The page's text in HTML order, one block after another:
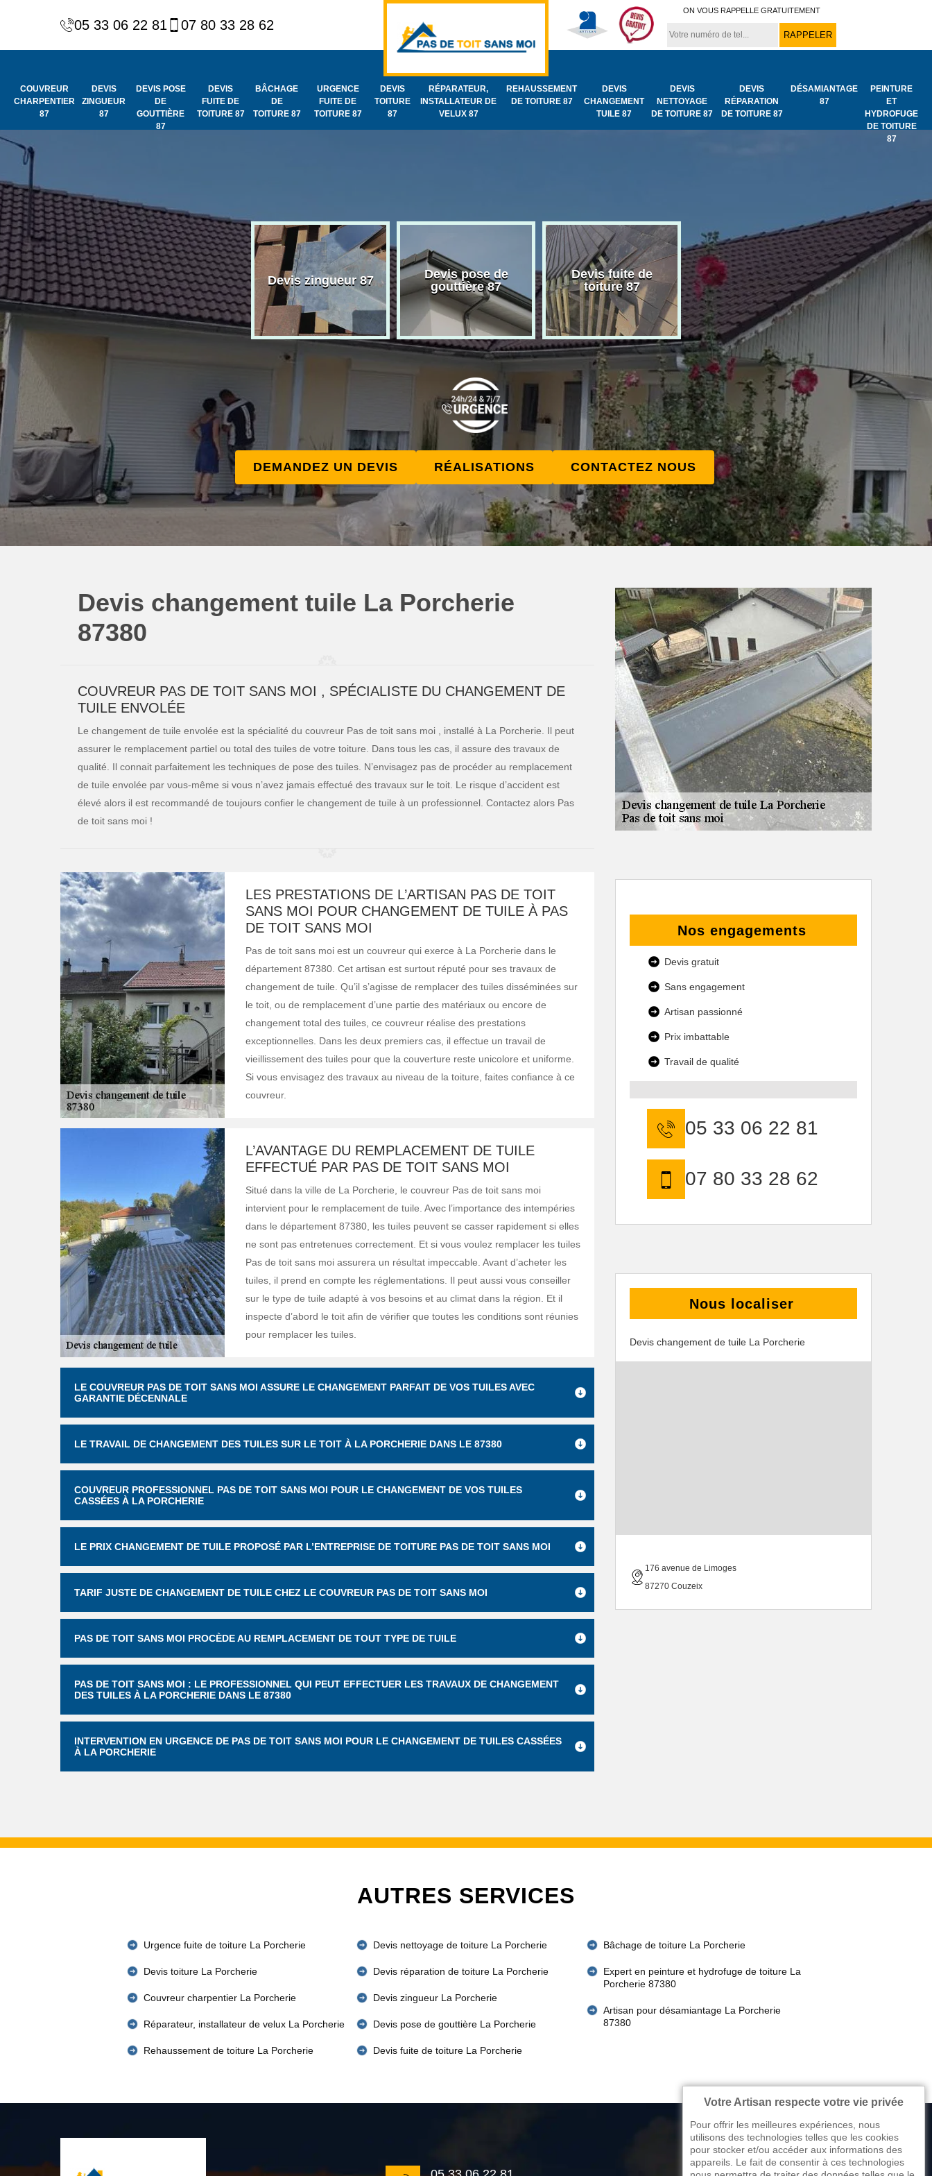
05 33 06 22 81 07 80 33 28 62
ON VOUS RAPPELLE GRATUITEMENT
COUVREUR
CHARPENTIER
87
DEVIS
ZINGUEUR
87
DEVIS POSE
DE
GOUTTIÈRE
87
DEVIS
FUITE DE
TOITURE 87
BÂCHAGE
DE
TOITURE 87
URGENCE
FUITE DE
TOITURE 87
DEVIS
TOITURE
87
RÉPARATEUR,
INSTALLATEUR DE
VELUX 87
REHAUSSEMENT
DE TOITURE 87
DEVIS
CHANGEMENT
TUILE 87
DEVIS
NETTOYAGE
DE TOITURE 87
DEVIS
RÉPARATION
DE TOITURE 87
DÉSAMIANTAGE
87
PEINTURE
ET
HYDROFUGE
DE TOITURE
87
et
de
toiture 87
Couvreur
charpentier 87
Devis zingueur 87
Devis pose de
gouttière 87
Devis fuite de
toiture 87
Bâchage de toiture
87
Urgence
DEMANDEZ UN DEVIS RÉALISATIONS CONTACTEZ NOUS
Devis changement tuile La Porcherie
87380
COUVREUR PAS DE TOIT SANS MOI , SPÉCIALISTE DU CHANGEMENT DE
TUILE ENVOLÉE
Le changement de tuile envolée est la spécialité du couvreur Pas de toit sans moi , installé à La Porcherie. Il peut
assurer le remplacement partiel ou total des tuiles de votre toiture. Dans tous les cas, il assure des travaux de
qualité. Il connait parfaitement les techniques de pose des tuiles. N’envisagez pas de procéder au remplacement
de tuile envolée par vous-même si vous n’avez jamais effectué des travaux sur le toit. Le risque d’accident est
élevé alors il est recommandé de toujours confier le changement de tuile à un professionnel. Contactez alors Pas
de toit sans moi !
LES PRESTATIONS DE L’ARTISAN PAS DE TOIT
SANS MOI POUR CHANGEMENT DE TUILE À PAS
DE TOIT SANS MOI
Pas de toit sans moi est un couvreur qui exerce à La Porcherie dans le
département 87380. Cet artisan est surtout réputé pour ses travaux de
changement de tuile. Qu’il s’agisse de remplacer des tuiles disséminées sur
le toit, ou de remplacement d’une partie des matériaux ou encore de
changement total des tuiles, ce couvreur réalise des prestations
exceptionnelles. Dans les deux premiers cas, il effectue un travail de
vieillissement des tuiles pour que la couverture reste unicolore et uniforme.
Si vous envisagez des travaux au niveau de la toiture, faites confiance à ce
couvreur.
L’AVANTAGE DU REMPLACEMENT DE TUILE
EFFECTUÉ PAR PAS DE TOIT SANS MOI
Situé dans la ville de La Porcherie, le couvreur Pas de toit sans moi
intervient pour le remplacement de tuile. Avec l’importance des intempéries
dans le département 87380, les tuiles peuvent se casser rapidement si elles
ne sont pas entretenues correctement. Et si vous voulez remplacer les tuiles
Pas de toit sans moi assurera un résultat impeccable. Avant d’acheter les
tuiles, il prend en compte les réglementations. Il peut aussi vous conseiller
sur le type de tuile adapté à vos besoins et au climat dans la région. Et il
inspecte d’abord le toit afin de vérifier que toutes les conditions sont réunies
pour remplacer les tuiles.
LE COUVREUR PAS DE TOIT SANS MOI ASSURE LE CHANGEMENT PARFAIT DE VOS TUILES AVEC
GARANTIE DÉCENNALE
LE TRAVAIL DE CHANGEMENT DES TUILES SUR LE TOIT À LA PORCHERIE DANS LE 87380
COUVREUR PROFESSIONNEL PAS DE TOIT SANS MOI POUR LE CHANGEMENT DE VOS TUILES
CASSÉES À LA PORCHERIE
LE PRIX CHANGEMENT DE TUILE PROPOSÉ PAR L’ENTREPRISE DE TOITURE PAS DE TOIT SANS MOI
TARIF JUSTE DE CHANGEMENT DE TUILE CHEZ LE COUVREUR PAS DE TOIT SANS MOI
PAS DE TOIT SANS MOI PROCÈDE AU REMPLACEMENT DE TOUT TYPE DE TUILE
PAS DE TOIT SANS MOI : LE PROFESSIONNEL QUI PEUT EFFECTUER LES TRAVAUX DE CHANGEMENT
DES TUILES À LA PORCHERIE DANS LE 87380
INTERVENTION EN URGENCE DE PAS DE TOIT SANS MOI POUR LE CHANGEMENT DE TUILES CASSÉES
À LA PORCHERIE
Nos engagements
Devis gratuit
Sans engagement
Artisan passionné
Prix imbattable
Travail de qualité
05 33 06 22 81
07 80 33 28 62
Nous localiser
Devis changement de tuile La Porcherie
176 avenue de Limoges
87270 Couzeix
AUTRES SERVICES
Urgence fuite de toiture La Porcherie
Devis toiture La Porcherie
Couvreur charpentier La Porcherie
Réparateur, installateur de velux La Porcherie
Rehaussement de toiture La Porcherie
Devis nettoyage de toiture La Porcherie
Devis réparation de toiture La Porcherie
Devis zingueur La Porcherie
Devis pose de gouttière La Porcherie
Devis fuite de toiture La Porcherie
Bâchage de toiture La Porcherie
Expert en peinture et hydrofuge de toiture La
Porcherie 87380
Artisan pour désamiantage La Porcherie
87380
176 avenue de Limoges
Votre Artisan respecte votre vie privée
Pour offrir les meilleures expériences, nous
utilisons des technologies telles que les cookies
pour stocker et/ou accéder aux informations des
appareils. Le fait de consentir à ces technologies